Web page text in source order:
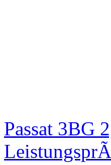
Passat 3BG